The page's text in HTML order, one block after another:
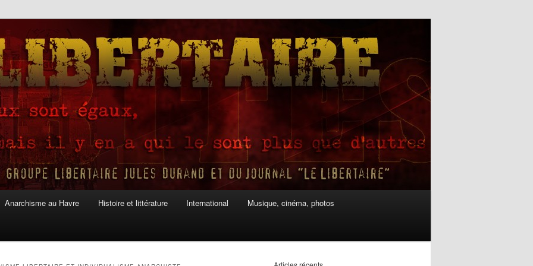
Anarchisme au Havre Histoire et littérature International Musique, cinéma, photos